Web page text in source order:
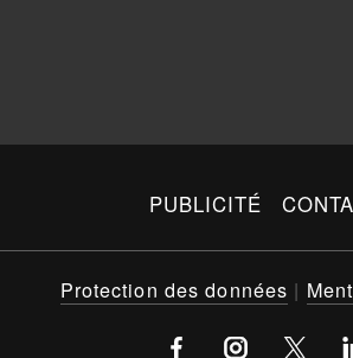
PUBLICITÉ
Protection des données |